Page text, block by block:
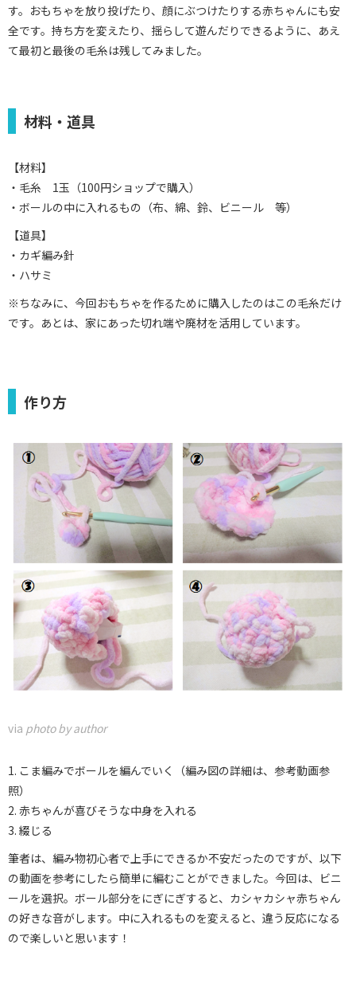
す。おもちゃを放り投げたり、顔にぶつけたりする赤ちゃんにも安
全です。持ち方を変えたり、揺らして遊んだりできるように、あえ
て最初と最後の毛糸は残してみました。
材料・道具
【材料】
・毛糸 1玉（100円ショップで購入）
・ボールの中に入れるもの（布、綿、鈴、ビニール 等）
【道具】
・カギ編み針
・ハサミ
※ちなみに、今回おもちゃを作るために購入したのはこの毛糸だけ
です。あとは、家にあった切れ端や廃材を活用しています。
作り方
via photo by author
1. こま編みでボールを編んでいく（編み図の詳細は、参考動画参
照）
2. 赤ちゃんが喜びそうな中身を入れる
3. 綴じる
筆者は、編み物初心者で上手にできるか不安だったのですが、以下
の動画を参考にしたら簡単に編むことができました。今回は、ビニ
ールを選択。ボール部分をにぎにぎすると、カシャカシャ赤ちゃん
の好きな音がします。中に入れるものを変えると、違う反応になる
ので楽しいと思います！